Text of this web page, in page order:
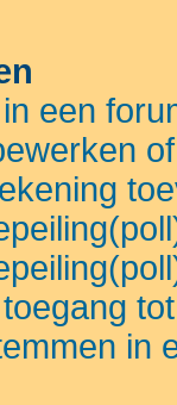
een
in